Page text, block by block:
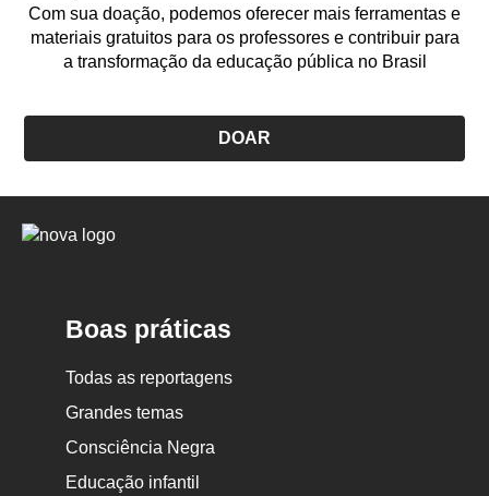
Com sua doação, podemos oferecer mais ferramentas e
materiais gratuitos para os professores e contribuir para
a transformação da educação pública no Brasil
DOAR
Logo
Boas práticas
Todas as reportagens
Grandes temas
Consciência Negra
Educação infantil